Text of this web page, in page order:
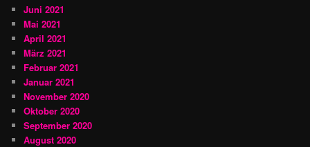
Juni 2021
Mai 2021
April 2021
März 2021
Februar 2021
Januar 2021
November 2020
Oktober 2020
September 2020
August 2020